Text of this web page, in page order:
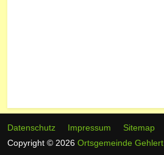
Datenschutz Impressum Sitemap
Copyright © 2026 Ortsgemeinde Gehlert